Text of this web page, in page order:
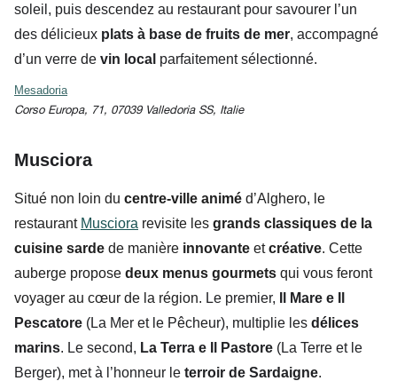
soleil, puis descendez au restaurant pour savourer l’un
des délicieux plats à base de fruits de mer, accompagné
d’un verre de vin local parfaitement sélectionné.
Mesadoria
Corso Europa, 71, 07039 Valledoria SS, Italie
Musciora
Situé non loin du centre-ville animé d’Alghero, le
restaurant Musciora revisite les grands classiques de la
cuisine sarde de manière innovante etcréative. Cette
auberge propose deux menus gourmets qui vous feront
voyager au cœur de la région. Le premier, Il Mare e Il
Pescatore (La Mer et le Pêcheur), multiplie les délices
marins. Le second, La Terra e Il Pastore (La Terre et le
Berger), met à l’honneur le terroir de Sardaigne.